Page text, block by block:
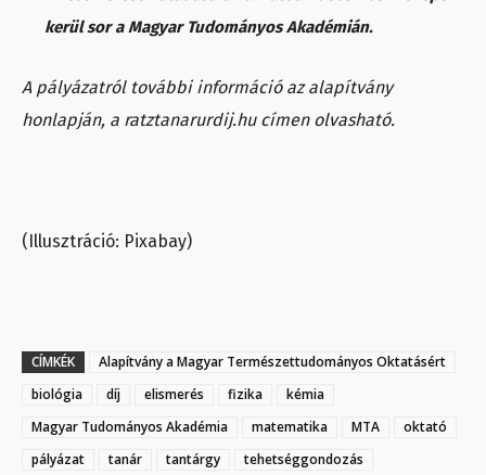
kerül sor a Magyar Tudományos Akadémián.
A pályázatról további információ az alapítvány
honlapján, a ratztanarurdij.hu címen olvasható.
(Illusztráció: Pixabay)
CÍMKÉK
Alapítvány a Magyar Természettudományos Oktatásért
biológia
díj elismerés fizika
kémia
Magyar Tudományos Akadémia
matematika MTA
oktató
pályázat
tanár tantárgy
tehetséggondozás